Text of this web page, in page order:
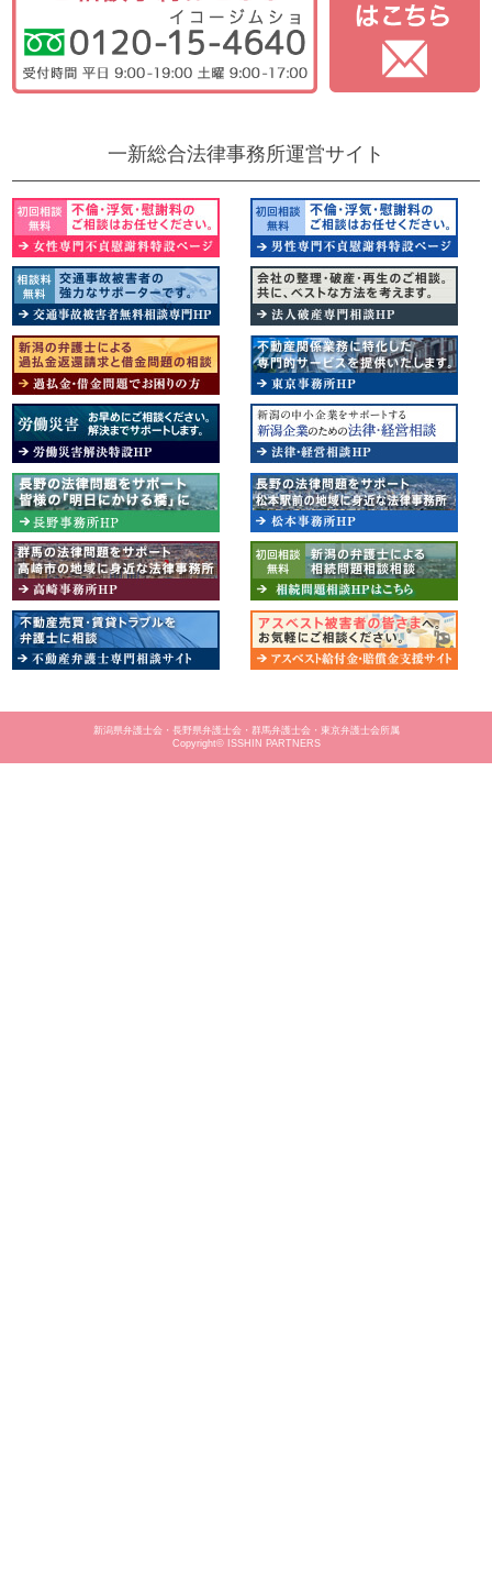
一新総合法律事務所運営サイト
新潟県弁護士会・長野県弁護士会・群馬弁護士会・東京弁護士会所属
Copyright© ISSHIN PARTNERS